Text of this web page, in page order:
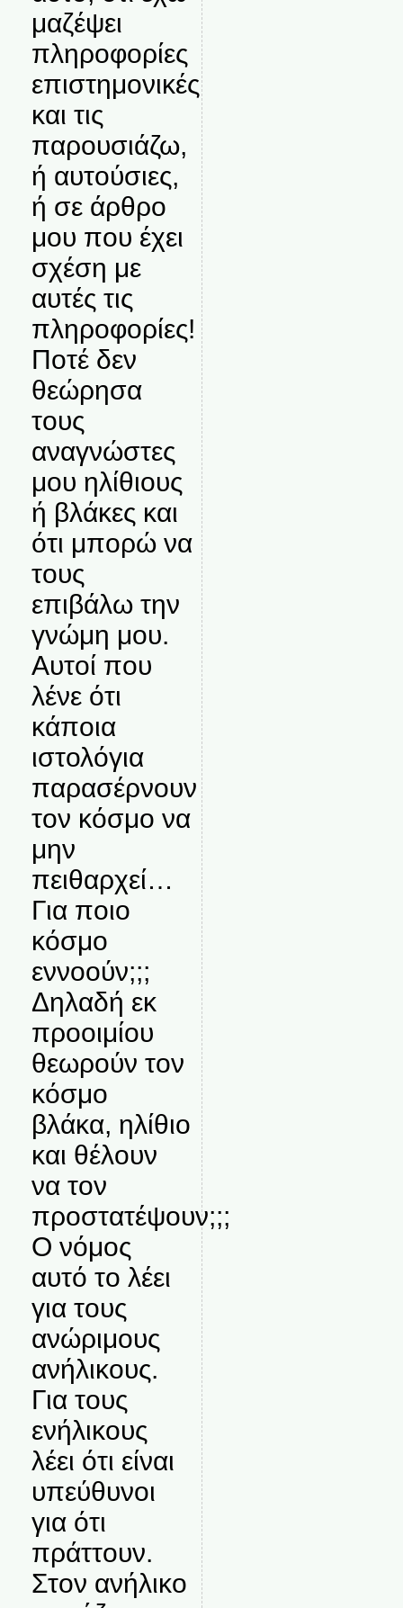
μαζέψει
πληροφορίες
επιστημονικές
και τις
παρουσιάζω,
ή αυτούσιες,
ή σε άρθρο
μου που έχει
σχέση με
αυτές τις
πληροφορίες!
Ποτέ δεν
θεώρησα
τους
αναγνώστες
μου ηλίθιους
ή βλάκες και
ότι μπορώ να
τους
επιβάλω την
γνώμη μου.
Αυτοί που
λένε ότι
κάποια
ιστολόγια
παρασέρνουν
τον κόσμο να
μην
πειθαρχεί…
Για ποιο
κόσμο
εννοούν;;;
Δηλαδή εκ
προοιμίου
θεωρούν τον
κόσμο
βλάκα, ηλίθιο
και θέλουν
να τον
προστατέψουν;;;
Ο νόμος
αυτό το λέει
για τους
ανώριμους
ανήλικους.
Για τους
ενήλικους
λέει ότι είναι
υπεύθυνοι
για ότι
πράττουν.
Στον ανήλικο